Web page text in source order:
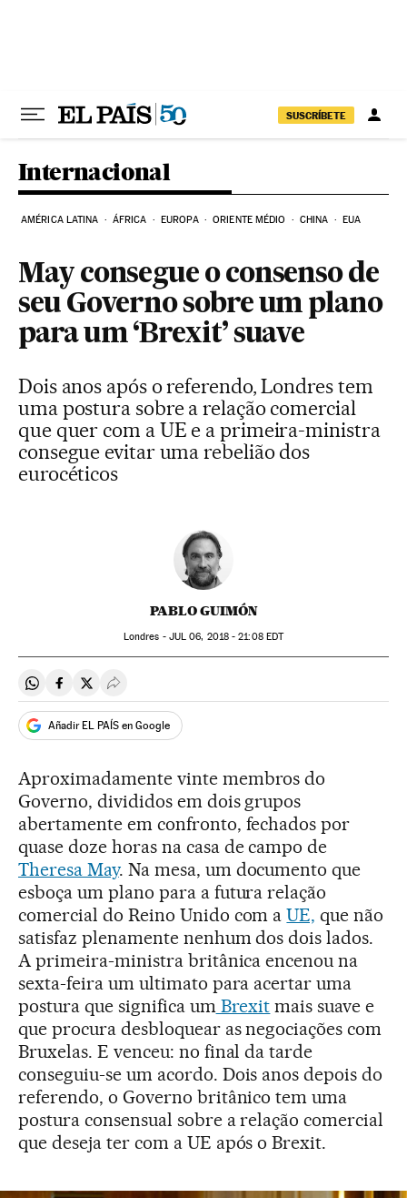
SUSCRÍBETE
Internacional
AMÉRICA LATINA ÁFRICA EUROPA ORIENTE MÉDIO CHINA EUA
May consegue o consenso de
seu Governo sobre um plano
para um ‘Brexit’ suave
Dois anos após o referendo, Londres tem
uma postura sobre a relação comercial
que quer com a UE e a primeira-ministra
consegue evitar uma rebelião dos
eurocéticos
PABLO GUIMÓN
Londres - JUL 06, 2018 - 21:08EDT
Compartir en Whatsapp
Compartir en Facebook
Compartir en Twitter
Desplegar Redes Sociales
Añadir EL PAÍS en Google
Aproximadamente vinte membros do
Governo, divididos em dois grupos
abertamente em confronto, fechados por
quase doze horas na casa de campo de
Theresa May. Na mesa, um documento que
esboça um plano para a futura relação
comercial do Reino Unido com aUE, que não
satisfaz plenamente nenhum dos dois lados.
A primeira-ministra britânica encenou na
sexta-feira um ultimato para acertar uma
postura que significa umBrexit mais suave e
que procura desbloquear as negociações com
Bruxelas. E venceu: no final da tarde
conseguiu-se um acordo. Dois anos depois do
referendo, o Governo britânico tem uma
postura consensual sobre a relação comercial
que deseja ter com a UE após o Brexit.